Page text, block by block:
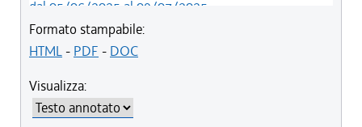
dal 05/06/2025 al 09/07/2025
dal 14/05/2024 al 04/06/2025
dal 12/08/2023 al 13/05/2024
dal 04/08/2022 al 31/12/2022
dal 14/06/2022 al 03/08/2022
Formato stampabile:
HTML- PDF - DOC
Visualizza: